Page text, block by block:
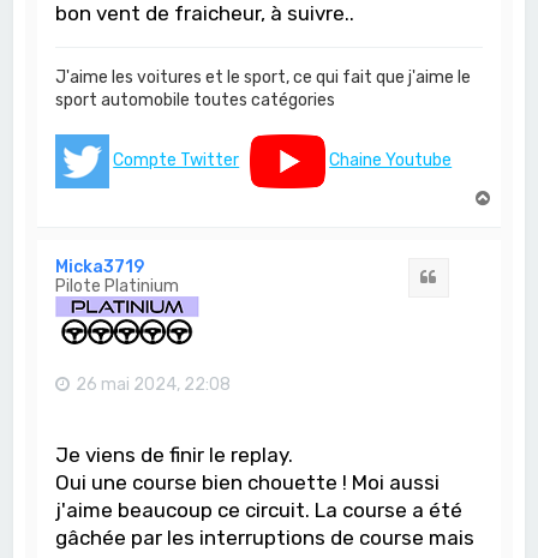
bon vent de fraicheur, à suivre..
J'aime les voitures et le sport, ce qui fait que j'aime le
sport automobile toutes catégories
Compte Twitter
Chaine Youtube
Micka3719
Pilote Platinium
26 mai 2024, 22:08
Je viens de finir le replay.
Oui une course bien chouette ! Moi aussi
j'aime beaucoup ce circuit. La course a été
gâchée par les interruptions de course mais